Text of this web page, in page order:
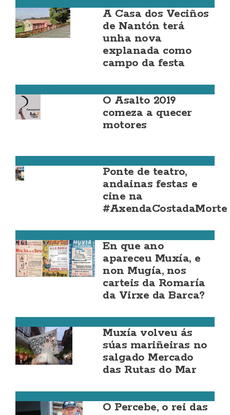
A Casa dos Veciños
de Nantón terá
unha nova
explanada como
campo da festa
O Asalto 2019
comeza a quecer
motores
Ponte de teatro,
andainas festas e
cine na
#AxendaCostadaMorte
En que ano
apareceu Muxía, e
non Mugía, nos
carteis da Romaría
da Virxe da Barca?
Muxía volveu ás
súas mariñeiras no
salgado Mercado
das Rutas do Mar
O Percebe, o rei das